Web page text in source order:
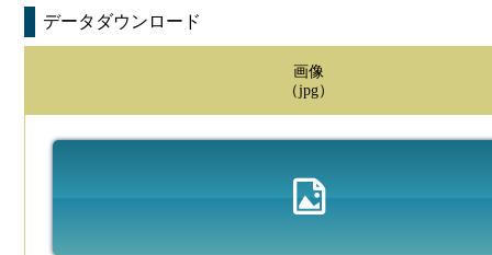
データダウンロード
画像
（jpg）